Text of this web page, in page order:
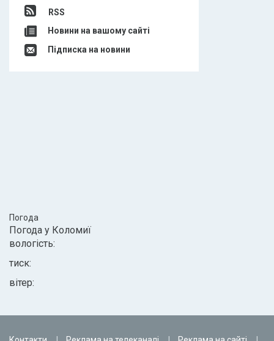
RSS
Новини на вашому сайті
Підписка на новини
Погода
Погода у Коломиї
вологість:
тиск:
вітер: